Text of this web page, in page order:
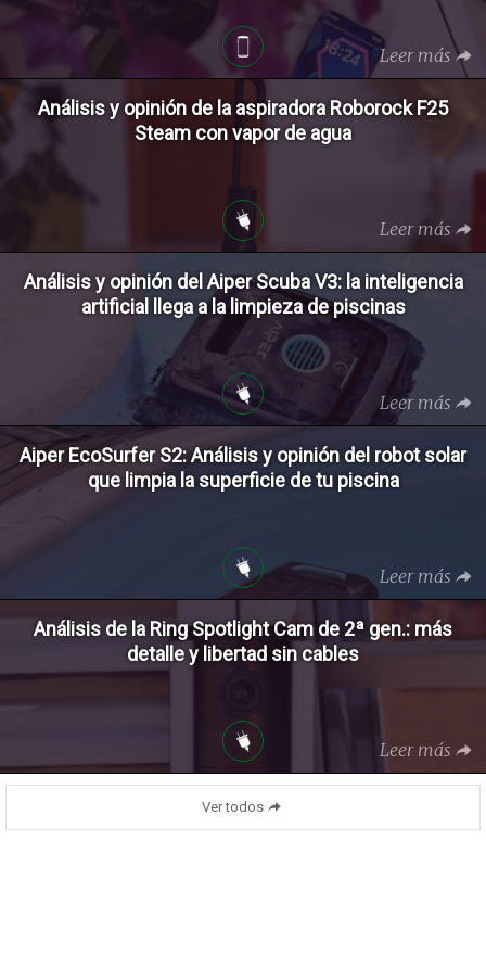
Leer más
Análisis y opinión de la aspiradora Roborock F25
Steam con vapor de agua
Leer más
Análisis y opinión del Aiper Scuba V3: la inteligencia
artificial llega a la limpieza de piscinas
Leer más
Aiper EcoSurfer S2: Análisis y opinión del robot solar
que limpia la superficie de tu piscina
Leer más
Análisis de la Ring Spotlight Cam de 2ª gen.: más
detalle y libertad sin cables
Leer más
Ver todos